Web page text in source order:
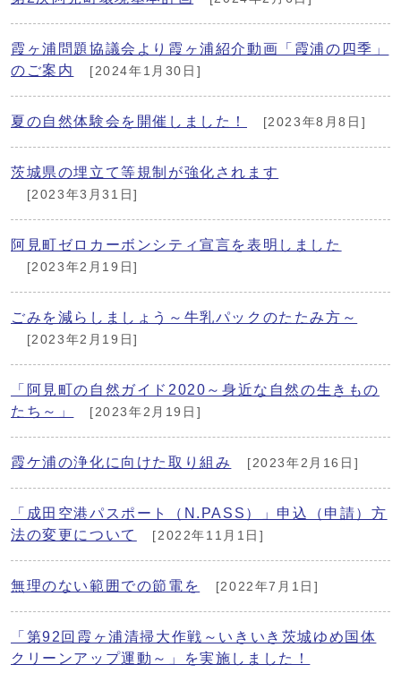
霞ヶ浦問題協議会より霞ヶ浦紹介動画「霞浦の四季」
のご案内
[2024年1月30日]
夏の自然体験会を開催しました！ [2023年8月8日]
茨城県の埋立て等規制が強化されます
[2023年3月31日]
阿見町ゼロカーボンシティ宣言を表明しました
[2023年2月19日]
ごみを減らしましょう～牛乳パックのたたみ方～
[2023年2月19日]
「阿見町の自然ガイド2020～身近な自然の生きもの
たち～」
[2023年2月19日]
霞ケ浦の浄化に向けた取り組み [2023年2月16日]
「成田空港パスポート（N.PASS）」申込（申請）方
法の変更について
[2022年11月1日]
無理のない範囲での節電を [2022年7月1日]
「第92回霞ヶ浦清掃大作戦～いきいき茨城ゆめ国体
クリーンアップ運動～」を実施しました！